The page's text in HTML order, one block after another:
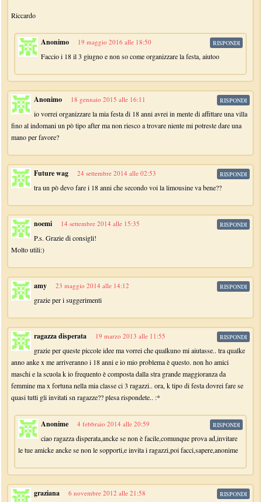
Riccardo
Anonimo 19 maggio 2016 alle 18:50
Faccio i 18 il 3 giugno e non so come organizzare la festa, aiutoo
RISPONDI
Anonimo 18 gennaio 2015 alle 16:11
io vorrei organizzare la mia festa di 18 anni avrei in mente di affittare una villa
fino al indomani un pò tipo after ma non riesco a trovare niente mi potreste dare una
mano per favore?
RISPONDI
Future wag 24 settembre 2014 alle 02:53
tra un pò devo fare i 18 anni che secondo voi la limousine va bene??
RISPONDI
noemi 14 settembre 2014 alle 15:35
P.s. Grazie di consigli!
Molto utili:)
RISPONDI
amy 23 maggio 2014 alle 14:12
grazie per i suggerimenti
RISPONDI
ragazza disperata 19 marzo 2013 alle 11:55
grazie per queste piccole idee ma vorrei che qualkuno mi aiutasse.. tra qualke
anno anke x me arriveranno i 18 anni e io mio problema è questo. non ho amici
maschi e la scuola k io frequento è composta dalla stra grande maggioranza da
femmine ma x fortuna nella mia classe ci 3 ragazzi.. ora, k tipo di festa dovrei fare se
quasi tutti gli invitati sn ragazze?? plesa rispondete.. :*
RISPONDI
Anonime 4 febbraio 2014 alle 20:59
ciao ragazza disperata,ancke se non è facile,comunque prova ad,invitare
le tue amicke ancke se non le sopporti,e invita i ragazzi,poi facci,sapere,anonime
RISPONDI
graziana 6 novembre 2012 alle 21:58 RISPONDI